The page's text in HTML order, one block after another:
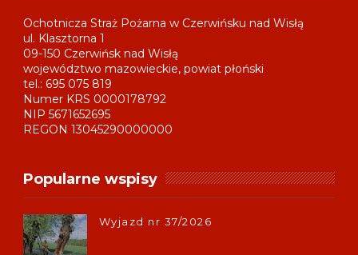
Ochotnicza Straż Pożarna w Czerwińsku nad Wisłą
ul. Klasztorna 1
09-150 Czerwińsk nad Wisłą
województwo mazowieckie, powiat płoński
tel.: 695 075 819
Numer KRS 0000178792
NIP 5671652695
REGON 13045290000000
Popularne wspisy
Wyjazd nr 37/2026